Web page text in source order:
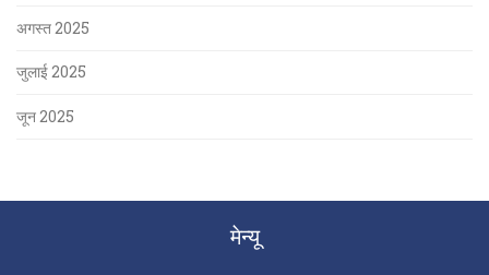
अगस्त 2025
जुलाई 2025
जून 2025
मेन्यू